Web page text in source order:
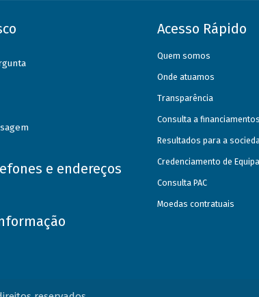
e endereços
Acesso Rápido
Quem somos
Onde atuamos
Transparência
Consulta a financiamentos
Resultados para a
Credenciamento de
Consulta PAC
Moedas contratuais